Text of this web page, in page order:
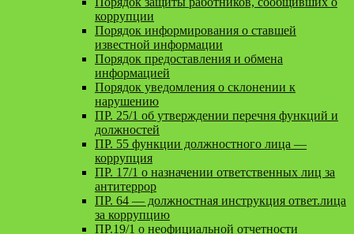
коррупции
Порядок информирования о ставшей
известной информации
Порядок предоставления и обмена
информацией
Порядок уведомления о склонении к
нарушению
ПР. 25/1 об утверждении перечня функций и
должностей
ПР. 55 функции должностного лица —
коррупция
ПР. 17/1 о назначении ответственных лиц за
антитеррор
ПР. 64 — должностная инструкция ответ.лица
за коррупцию
ПР.19/1 о неофициальной отчетности